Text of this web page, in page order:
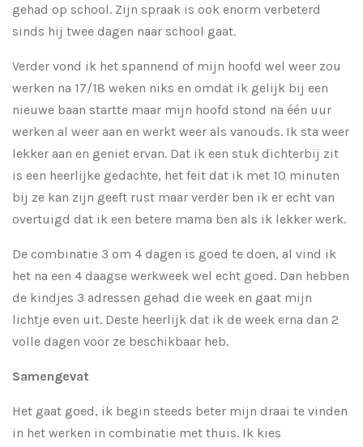
gehad op school. Zijn spraak is ook enorm verbeterd
sinds hij twee dagen naar school gaat.
Verder vond ik het spannend of mijn hoofd wel weer zou
werken na 17/18 weken niks en omdat ik gelijk bij een
nieuwe baan startte maar mijn hoofd stond na één uur
werken al weer aan en werkt weer als vanouds. Ik sta weer
lekker aan en geniet ervan. Dat ik een stuk dichterbij zit
is een heerlijke gedachte, het feit dat ik met 10 minuten
bij ze kan zijn geeft rust maar verder ben ik er echt van
overtuigd dat ik een betere mama ben als ik lekker werk.
De combinatie 3 om 4 dagen is goed te doen, al vind ik
het na een 4 daagse werkweek wel echt goed. Dan hebben
de kindjes 3 adressen gehad die week en gaat mijn
lichtje even uit. Deste heerlijk dat ik de week erna dan 2
volle dagen voor ze beschikbaar heb.
Samengevat
Het gaat goed, ik begin steeds beter mijn draai te vinden
in het werken in combinatie met thuis. Ik kies